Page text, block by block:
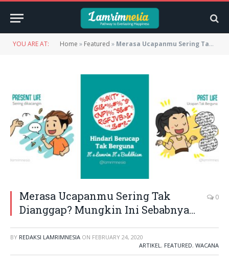
YOU ARE AT: Home » Featured » Merasa Ucapanmu Sering Tak Dianggap? Mungkin Ini Sebabnya…
Merasa Ucapanmu Sering Tak
Dianggap? Mungkin Ini Sebabnya…
0
BY REDAKSI LAMRIMNESIA ON FEBRUARY 24, 2020
ARTIKEL, FEATURED, WACANA